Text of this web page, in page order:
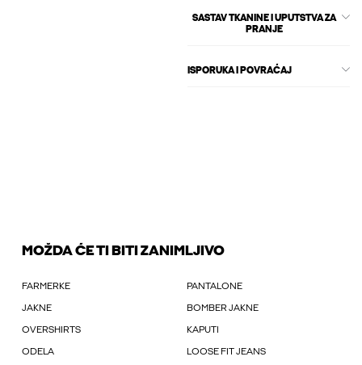
SASTAV TKANINE I UPUTSTVA ZA
PRANJE
ISPORUKA I POVRAĆAJ
MOŽDA ĆE TI BITI ZANIMLJIVO
FARMERKE PANTALONE
JAKNE BOMBER JAKNE
OVERSHIRTS KAPUTI
ODELA LOOSE FIT JEANS